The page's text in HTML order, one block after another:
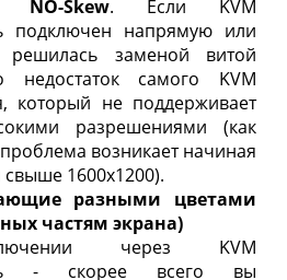
NO-Skew. Если KVM
подключен напрямую или
заменой витой
самого KVM
который не поддерживает
разрешениями (как
возникает начиная
1600х1200).
разными цветами
частям экрана)
через KVM
- скорее всего вы